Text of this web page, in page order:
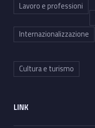
Lavoro e professioni
Internazionalizzazione
Cultura e turismo
LINK